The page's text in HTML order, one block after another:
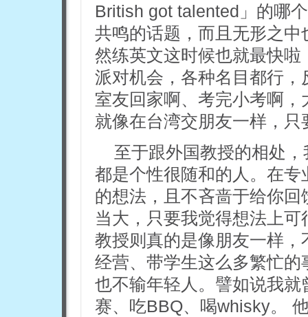
British got talented」的哪
共鸣的话题，而且无形之
然练英文这时候也就最快
派对机会，各种名目都行
室友回家啊、考完小考啊
就像在台湾交朋友一样，
至于跟外国教授的相处
都是个性很随和的人。在
的想法，且不吝啬于给你
当大，只要我觉得想法上
教授则真的是像朋友一样
经营、带学生这么多繁忙
也不输年轻人。譬如说我
赛、吃BBQ、喝whisky。